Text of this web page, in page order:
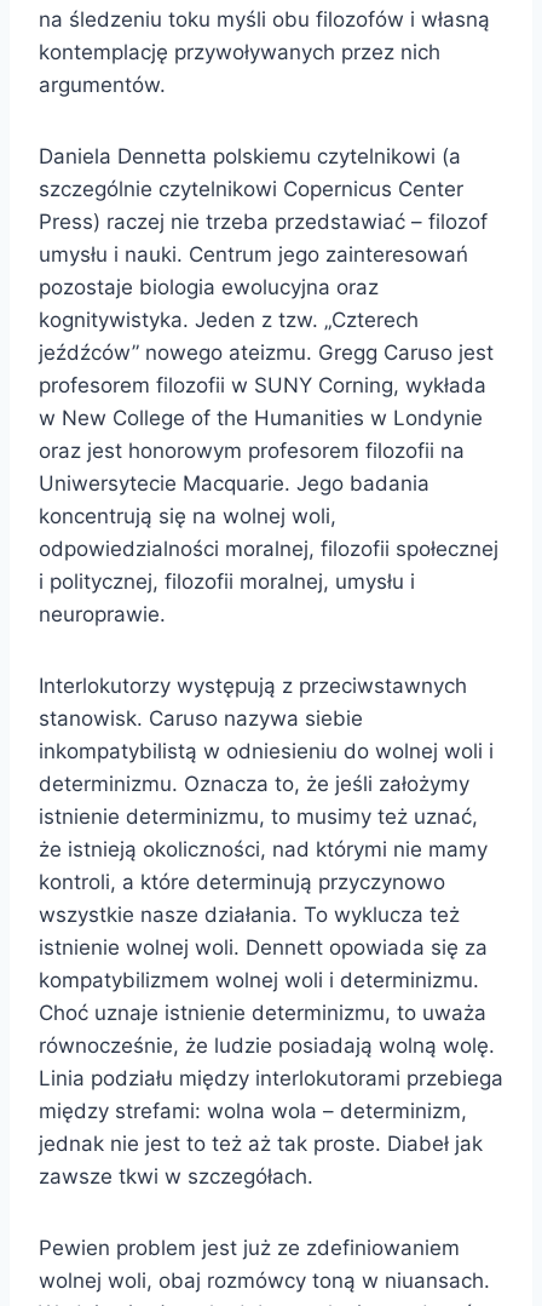
na śledzeniu toku myśli obu filozofów i własną
kontemplację przywoływanych przez nich
argumentów.
Daniela Dennetta polskiemu czytelnikowi (a
szczególnie czytelnikowi Copernicus Center
Press) raczej nie trzeba przedstawiać – filozof
umysłu i nauki. Centrum jego zainteresowań
pozostaje biologia ewolucyjna oraz
kognitywistyka. Jeden z tzw. „Czterech
jeźdźców” nowego ateizmu. Gregg Caruso jest
profesorem filozofii w SUNY Corning, wykłada
w New College of the Humanities w Londynie
oraz jest honorowym profesorem filozofii na
Uniwersytecie Macquarie. Jego badania
koncentrują się na wolnej woli,
odpowiedzialności moralnej, filozofii społecznej
i politycznej, filozofii moralnej, umysłu i
neuroprawie.
Interlokutorzy występują z przeciwstawnych
stanowisk. Caruso nazywa siebie
inkompatybilistą w odniesieniu do wolnej woli i
determinizmu. Oznacza to, że jeśli założymy
istnienie determinizmu, to musimy też uznać,
że istnieją okoliczności, nad którymi nie mamy
kontroli, a które determinują przyczynowo
wszystkie nasze działania. To wyklucza też
istnienie wolnej woli. Dennett opowiada się za
kompatybilizmem wolnej woli i determinizmu.
Choć uznaje istnienie determinizmu, to uważa
równocześnie, że ludzie posiadają wolną wolę.
Linia podziału między interlokutorami przebiega
między strefami: wolna wola – determinizm,
jednak nie jest to też aż tak proste. Diabeł jak
zawsze tkwi w szczegółach.
Pewien problem jest już ze zdefiniowaniem
wolnej woli, obaj rozmówcy toną w niuansach.